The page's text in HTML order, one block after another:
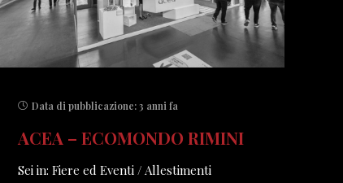
Data di pubblicazione:3 anni fa
ACEA – ECOMONDO RIMINI
Sei in: Fiere ed Eventi / Allestimenti